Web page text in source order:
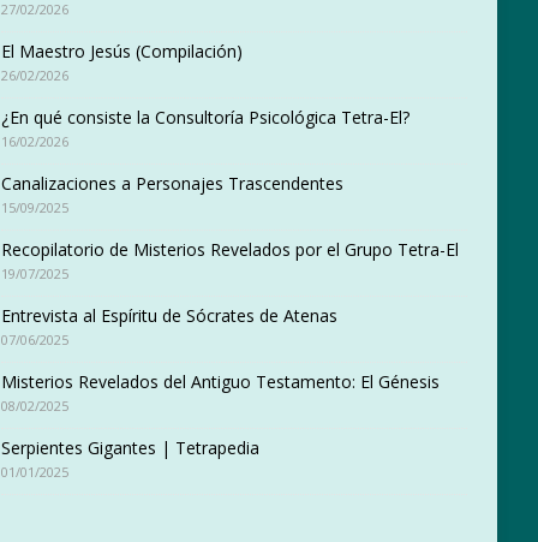
27/02/2026
El Maestro Jesús (Compilación)
26/02/2026
¿En qué consiste la Consultoría Psicológica Tetra-El?
16/02/2026
Canalizaciones a Personajes Trascendentes
15/09/2025
Recopilatorio de Misterios Revelados por el Grupo Tetra-El
19/07/2025
Entrevista al Espíritu de Sócrates de Atenas
07/06/2025
Misterios Revelados del Antiguo Testamento: El Génesis
08/02/2025
Serpientes Gigantes | Tetrapedia
01/01/2025